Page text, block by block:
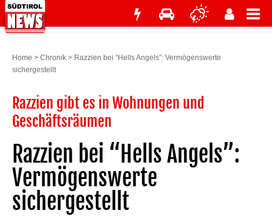
Home > Chronik > Razzien bei “Hells Angels”: Vermögenswerte
sichergestellt
Razzien gibt es in Wohnungen und
Geschäftsräumen
Razzien bei “Hells Angels”:
Vermögenswerte
sichergestellt